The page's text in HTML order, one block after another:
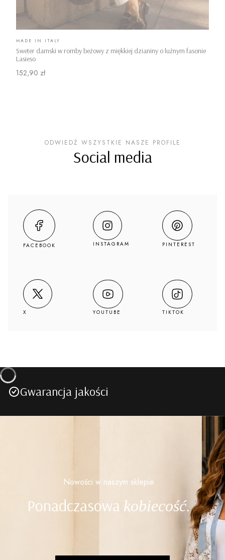
Sweter damski w romby beżowy z miękkiej dzianiny o luźnym fasonie
Lasieso
PRODUCENT
MADE IN ITALY
Cena
152,90 zł
ODWIEDŹ WSZYSTKIE NASZE PROFILE
Social media
FACEBOOK INSTAGRAM PINTEREST
X YOUTUBE TIKTOK
Gwarancja jakości
Nowości w naszym sklepie
Ponadczasowa kobiecość.